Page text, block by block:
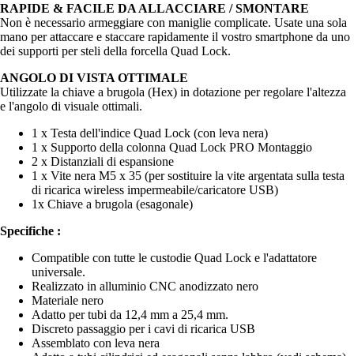
RAPIDE & FACILE DA ALLACCIARE / SMONTARE
Non è necessario armeggiare con maniglie complicate. Usate una sola
mano per attaccare e staccare rapidamente il vostro smartphone da uno
dei supporti per steli della forcella Quad Lock.
ANGOLO DI VISTA OTTIMALE
Utilizzate la chiave a brugola (Hex) in dotazione per regolare l'altezza
e l'angolo di visuale ottimali.
1 x Testa dell'indice Quad Lock (con leva nera)
1 x Supporto della colonna Quad Lock PRO Montaggio
2 x Distanziali di espansione
1 x Vite nera M5 x 35 (per sostituire la vite argentata sulla testa
di ricarica wireless impermeabile/caricatore USB)
1x Chiave a brugola (esagonale)
Specifiche :
Compatible con tutte le custodie Quad Lock e l'adattatore
universale.
Realizzato in alluminio CNC anodizzato nero
Materiale nero
Adatto per tubi da 12,4 mm a 25,4 mm.
Discreto passaggio per i cavi di ricarica USB
Assemblato con leva nera